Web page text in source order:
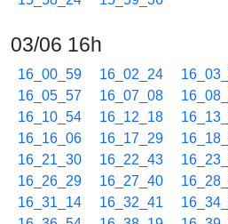
03/06 16h
16_00_59 16_02_24
16_05_57
16_07_08
16_10_54
16_12_18
16_16_06
16_17_29
16_21_30
16_22_43
16_26_29
16_27_40
16_31_14
16_32_41